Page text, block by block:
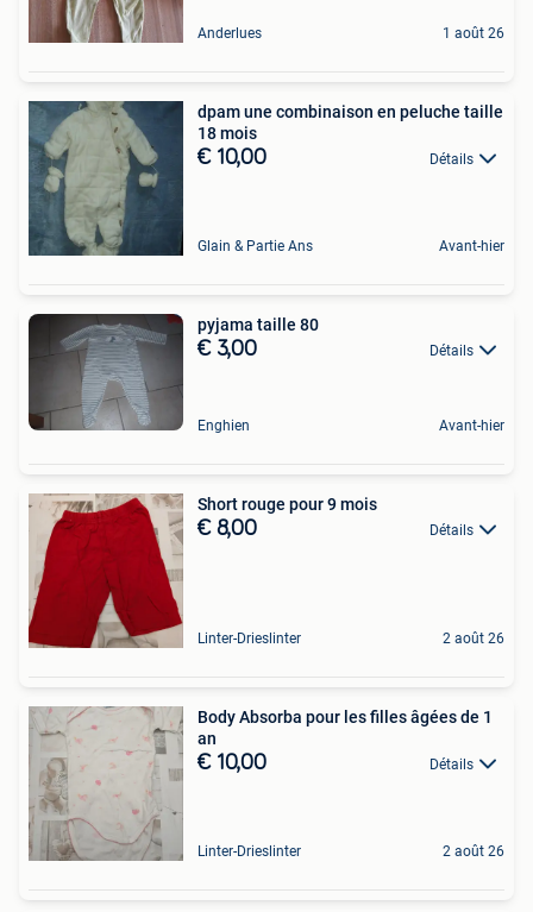
Anderlues 1 août 26
dpam une combinaison en peluche taille
18 mois
€ 10,00 Détails
Glain & Partie Ans Avant-hier
pyjama taille 80
€ 3,00 Détails
Enghien Avant-hier
Short rouge pour 9 mois
€ 8,00 Détails
Linter-Drieslinter 2 août 26
Body Absorba pour les filles âgées de 1
an
€ 10,00 Détails
Linter-Drieslinter 2 août 26